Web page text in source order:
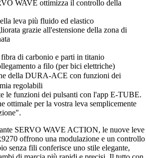
WAVE ottimizza il controllo della
leva più fluido ed elastico
grazie all'estensione della zona di
di carbonio e parti in titanio
a filo (per bici elettriche)
della DURA-ACE con funzioni dei
regolabili
le funzioni dei pulsanti con l'app E-TUBE.
ottimale per la vostra leva semplicemente
SERVO WAVE ACTION, le nuove leve
offrono una modulazione e un controllo
senza fili conferisce uno stile elegante,